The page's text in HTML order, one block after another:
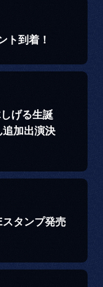
ト到着！
げる生誕
追加出演決
タンプ発売